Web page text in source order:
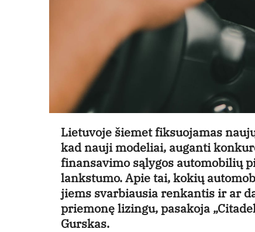
Lietuvoje šiemet fiksuojamas
kad nauji modeliai, auganti
finansavimo sąlygos automobilių
lankstumo. Apie tai, kokių
jiems svarbiausia renkantis ir ar
priemonę lizingu, pasakoja
Gurskas.